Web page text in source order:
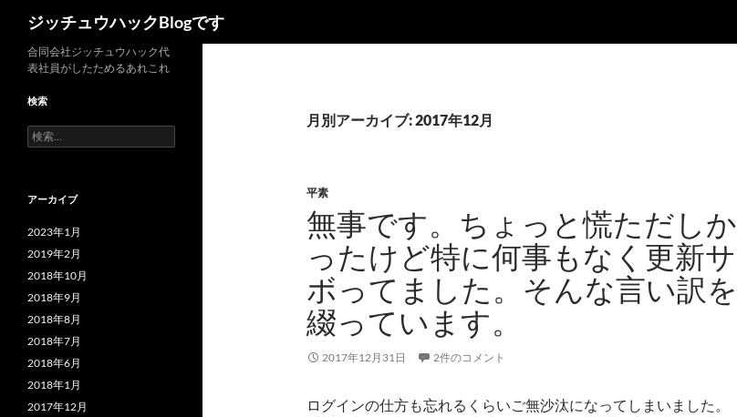
ジッチュウハックBlogです
月別アーカイブ: 2017年12月
平素
無事です。ちょっと慌ただしか
ったけど特に何事もなく更新サ
ボってました。そんな言い訳を
綴っています。
2017年12月31日 2件のコメント
ログインの仕方も忘れるくらいご無沙汰になってしまいました。
合同会社ジッチュウハック代
表社員がしたためるあれこれ
検索
検
索:
アーカイブ
2023年1月
2019年2月
2018年10月
2018年9月
2018年8月
2018年7月
2018年6月
2018年1月
2017年12月